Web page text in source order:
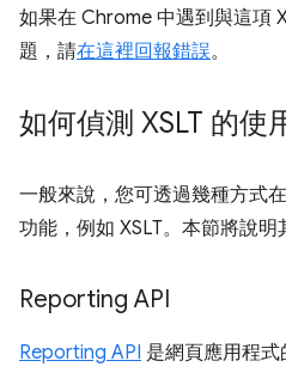
如果在 Chrome 中遇到與這項
題，請在這裡回報錯誤。
如何偵測 XSLT 的使
一般來說，您可透過幾種方式
功能，例如 XSLT。本節將說明
Reporting API
Reporting API 是網頁應用程